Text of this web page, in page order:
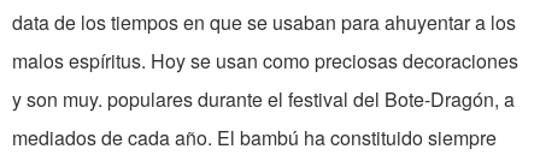
data de los tiempos en que se usaban para ahuyentar a los
malos espíritus. Hoy se usan como preciosas decoraciones
y son muy. populares durante el festival del Bote-Dragón, a
mediados de cada año. El bambú ha constituido siempre